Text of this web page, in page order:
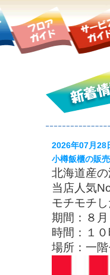
2026年07月28
小樽飯櫃の販
北海道産
当店人気
モチモチ
期間：８
時間：１
場所：一